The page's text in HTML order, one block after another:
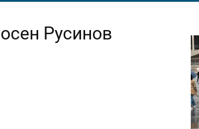
Русинов